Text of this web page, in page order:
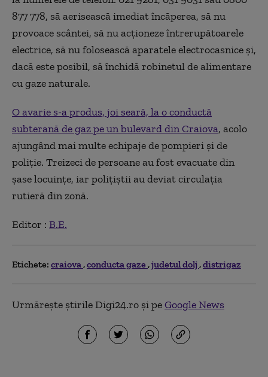
877 778, să aerisească imediat încăperea, să nu
provoace scântei, să nu acţioneze întrerupătoarele
electrice, să nu folosească aparatele electrocasnice şi,
dacă este posibil, să închidă robinetul de alimentare
cu gaze naturale.
O avarie s-a produs, joi seară, la o conductă
subterană de gaz pe un bulevard din Craiova, acolo
ajungând mai multe echipaje de pompieri şi de
poliţie. Treizeci de persoane au fost evacuate din
şase locuinţe, iar poliţiştii au deviat circulaţia
rutieră din zonă.
Editor : B.E.
Etichete: craiova conducta gaze judetul dolj distrigaz
Urmărește știrile Digi24.ro și peGoogle News